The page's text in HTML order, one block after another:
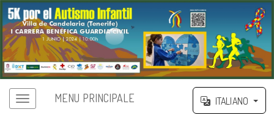
MENU PRINCIPALE ITALIANO